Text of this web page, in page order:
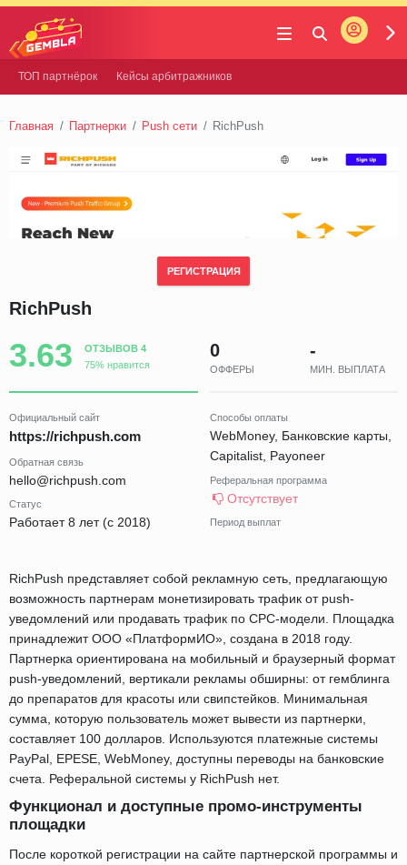
Gembla
Войти
ТОП партнёрок Кейсы арбитражников
Главная Партнерки Push сети RichPush
RichPush
3.63
ОТЗЫВОВ 4
75% нравится
0
ОФФЕРЫ
-
МИН. ВЫПЛАТА
Официальный сайт
https://richpush.com
Обратная связь
hello@richpush.com
Статус
Работает 8 лет (с 2018)
Способы оплаты
WebMoney, Банковские карты,
Capitalist, Payoneer
Реферальная программа
Отсутствует
Период выплат
RichPush представляет собой рекламную сеть, предлагающую
возможность партнерам монетизировать трафик от push-
уведомлений или продавать трафик по CPC-модели. Площадка
принадлежит ООО «ПлатформИО», создана в 2018 году.
Партнерка ориентирована на мобильный и браузерный формат
push-уведомлений, вертикали рекламы обширны: от гемблинга
до препаратов для красоты или свипстейков. Минимальная
сумма, которую пользователь может вывести из партнерки,
составляет 100 долларов. Используются платежные системы
PayPal, EPESE, WebMoney, доступны переводы на банковские
счета. Реферальной системы у RichPush нет.
Функционал и доступные промо-инструменты
площадки
После короткой регистрации на сайте партнерской программы и
РЕГИСТРАЦИЯ